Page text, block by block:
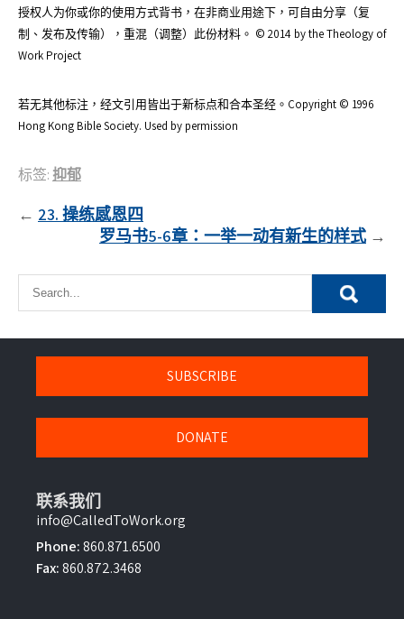
授权人为你或你的使用方式背书，在非商业用途下，可自由分享（复
制、发布及传输），重混（调整）此份材料。 © 2014 by the Theology of
Work Project
若无其他标注，经文引用皆出于新标点和合本圣经。Copyright © 1996
Hong Kong Bible Society. Used by permission
标签: 抑郁
文
導
覽
23. 操练感恩四
罗马书5-6章：一举一动有新生的样式
SUBSCRIBE
DONATE
联系我们
info@CalledToWork.org
Phone:860.871.6500
Fax:860.872.3468